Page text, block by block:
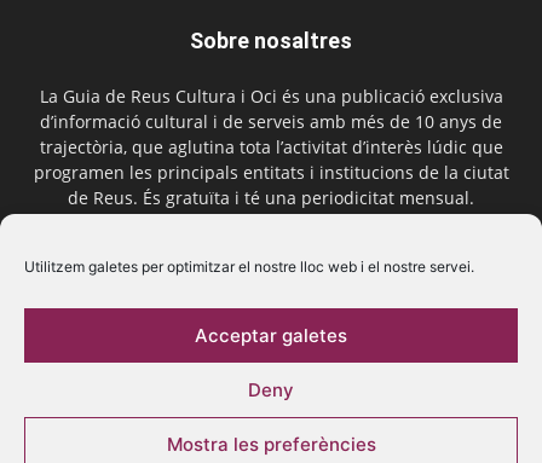
Utilitzem galetes per optimitzar el nostre lloc web i el nostre servei.
Acceptar galetes
Deny
Mostra les preferències
Sobre nosaltres
La Guia de Reus Cultura i Oci és una publicació exclusiva
d’informació cultural i de serveis amb més de 10 anys de
trajectòria, que aglutina tota l’activitat d’interès lúdic que
programen les principals entitats i institucions de la ciutat
de Reus. És gratuïta i té una periodicitat mensual.
Segueix-nos